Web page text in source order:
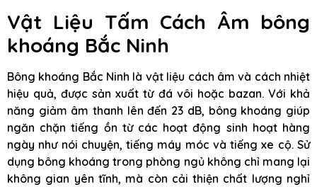
Vật Liệu Tấm Cách Âm bông
khoáng Bắc Ninh
Bông khoáng Bắc Ninh là vật liệu cách âm và cách nhiệt
hiệu quả, được sản xuất từ đá vôi hoặc bazan. Với khả
năng giảm âm thanh lên đến 23 dB, bông khoáng giúp
ngăn chặn tiếng ồn từ các hoạt động sinh hoạt hàng
ngày như nói chuyện, tiếng máy móc và tiếng xe cộ. Sử
dụng bông khoáng trong phòng ngủ không chỉ mang lại
không gian yên tĩnh, mà còn cải thiện chất lượng nghỉ